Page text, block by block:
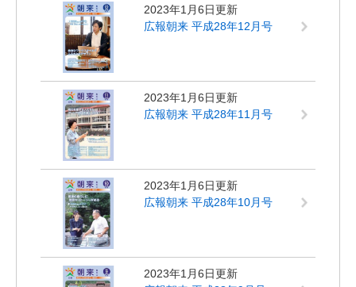
2023年1月6日更新
広報朝来 平成28年12月号
2023年1月6日更新
広報朝来 平成28年11月号
2023年1月6日更新
広報朝来 平成28年10月号
2023年1月6日更新